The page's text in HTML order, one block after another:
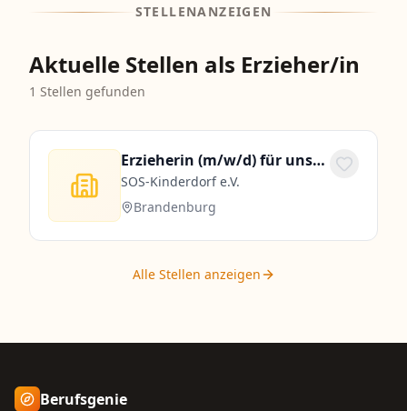
STELLENANZEIGEN
Aktuelle Stellen als Erzieher/in
1 Stellen gefunden
Erzieherin (m/w/d) für unsere Wohngruppe
SOS-Kinderdorf e.V.
Brandenburg
Alle Stellen anzeigen
Berufsgenie